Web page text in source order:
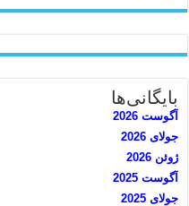
بایگانی‌ها
آگوست 2026
جولای 2026
ژوئن 2026
آگوست 2025
جولای 2025